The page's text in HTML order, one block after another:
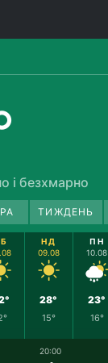
і безхмарно
ТИЖДЕНЬ
НД
09.08
28°
15°
ПН
10.08
23°
16°
20:00